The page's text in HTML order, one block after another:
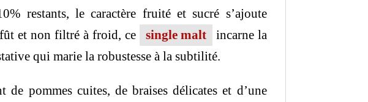
restants, le caractère fruité et sucré s’ajoute
et non filtré à froid, ce
single malt
incarne la
qui marie la robustesse à la subtilité.
pommes cuites, de braises délicates et d’une